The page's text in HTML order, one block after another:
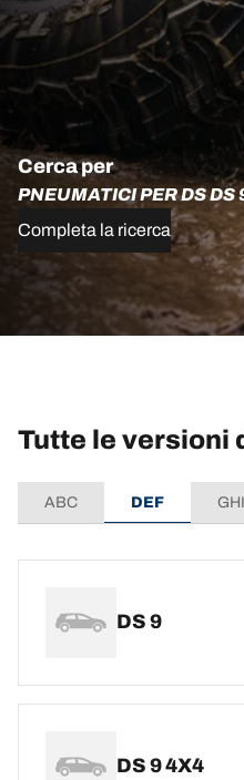
Cerca per
PNEUMATICI PER DS DS
Completa la ricerca
Tutte le versioni
ABC DEF GHI
DS 9
DS 9 4X4